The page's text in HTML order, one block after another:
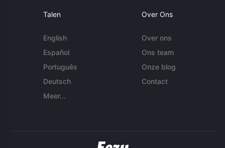
Talen
English
Español
Português
Deutsch
Meer...
Over Ons
Over ons
Ons team
Onze blog
Contact